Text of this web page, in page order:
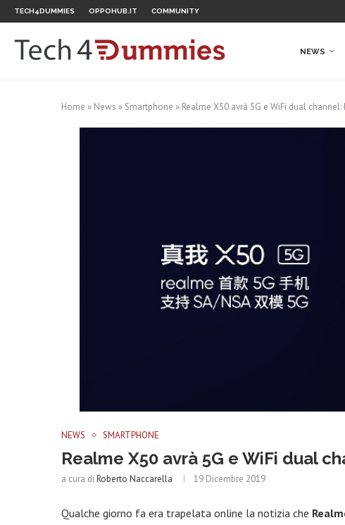
TECH4DUMMIES OPPOHUB.IT COMMUNITY
NEWS
Home » News » Smartphone » Realme X50 avrà 5G e WiFi dual
NEWS SMARTPHONE
Realme X50 avrà 5G e WiFi dual
a cura di Roberto Naccarella 19 Dicembre 2019
Qualche giorno fa era trapelata online la notizia che